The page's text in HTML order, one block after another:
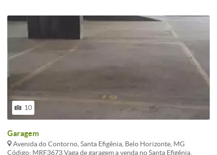
10
Garagem
Avenida do Contorno, Santa Efigênia, Belo Horizonte, MG
Código: MRF3673 Vaga de garagem a venda no Santa Efigênia.